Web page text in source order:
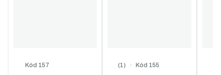
Kód 157
Průměrné hodnocení produktu
Kód 155